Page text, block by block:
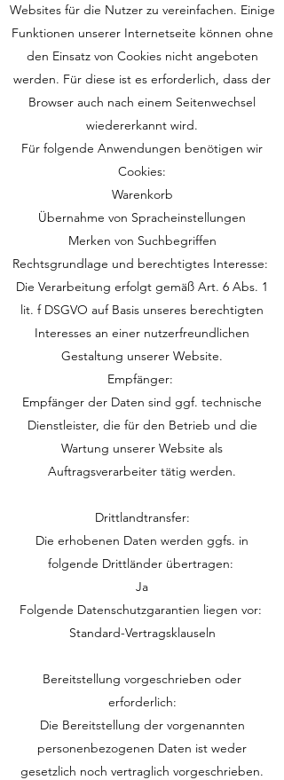
Websites für die Nutzer zu vereinfachen. Einige
Funktionen unserer Internetseite können ohne
den Einsatz von Cookies nicht angeboten
werden. Für diese ist es erforderlich, dass der
Browser auch nach einem Seitenwechsel
wiedererkannt wird.
Für folgende Anwendungen benötigen wir
Cookies:
Warenkorb
Übernahme von Spracheinstellungen
Merken von Suchbegriffen
Rechtsgrundlage und berechtigtes Interesse:
Die Verarbeitung erfolgt gemäß Art. 6 Abs. 1
lit. f DSGVO auf Basis unseres berechtigten
Interesses an einer nutzerfreundlichen
Gestaltung unserer Website.
Empfänger:
Empfänger der Daten sind ggf. technische
Dienstleister, die für den Betrieb und die
Wartung unserer Website als
Auftragsverarbeiter tätig werden.
Drittlandtransfer:
Die erhobenen Daten werden ggfs. in
folgende Drittländer übertragen:
Ja
Folgende Datenschutzgarantien liegen vor:
Standard-Vertragsklauseln
Bereitstellung vorgeschrieben oder
erforderlich:
Die Bereitstellung der vorgenannten
personenbezogenen Daten ist weder
gesetzlich noch vertraglich vorgeschrieben.